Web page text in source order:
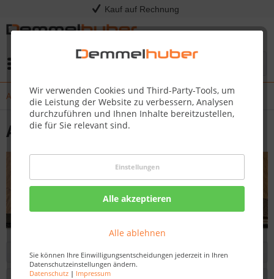
Kauf auf Rechnung
Wir verwenden Cookies und Third-Party-Tools, um
die Leistung der Website zu verbessern, Analysen
durchzuführen und Ihnen Inhalte bereitzustellen,
die für Sie relevant sind.
Einstellungen
Alle akzeptieren
Alle ablehnen
Sie können Ihre Einwilligungsentscheidungen jederzeit in Ihren
Datenschutzeinstellungen ändern.
Datenschutz| Impressum
Aluminiumprofile
Aluminiumprofile
Filtern